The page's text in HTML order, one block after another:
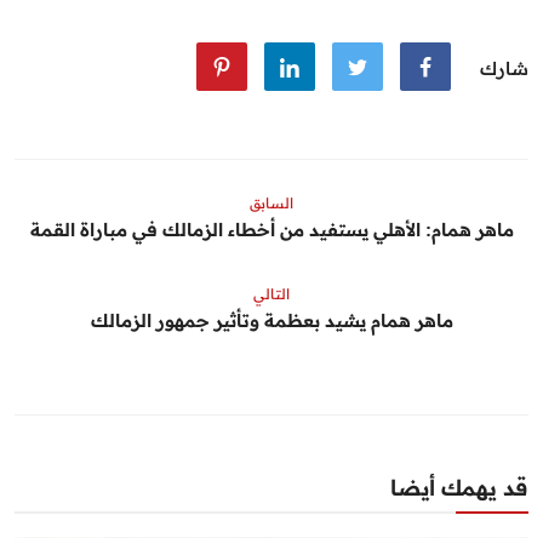
شارك
السابق
ماهر همام: الأهلي يستفيد من أخطاء الزمالك في مباراة القمة
التالي
ماهر همام يشيد بعظمة وتأثير جمهور الزمالك
قد يهمك أيضا